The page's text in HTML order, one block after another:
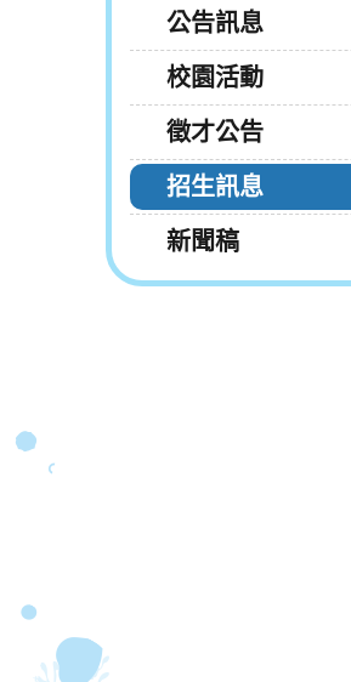
公告訊息
校園活動
徵才公告
招生訊息
新聞稿